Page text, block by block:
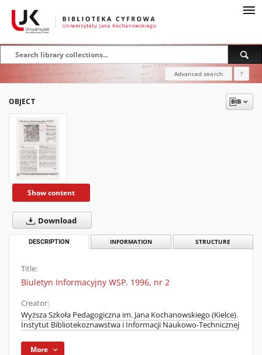
Advanced search ?
OBJECT
Show content
Download
DESCRIPTION INFORMATION STRUCTURE
Title:
Biuletyn Informacyjny WSP. 1996, nr 2
Creator:
Wyższa Szkoła Pedagogiczna im. Jana Kochanowskiego (Kielce).
Instytut Bibliotekoznawstwa i Informacji Naukowo-Technicznej
More